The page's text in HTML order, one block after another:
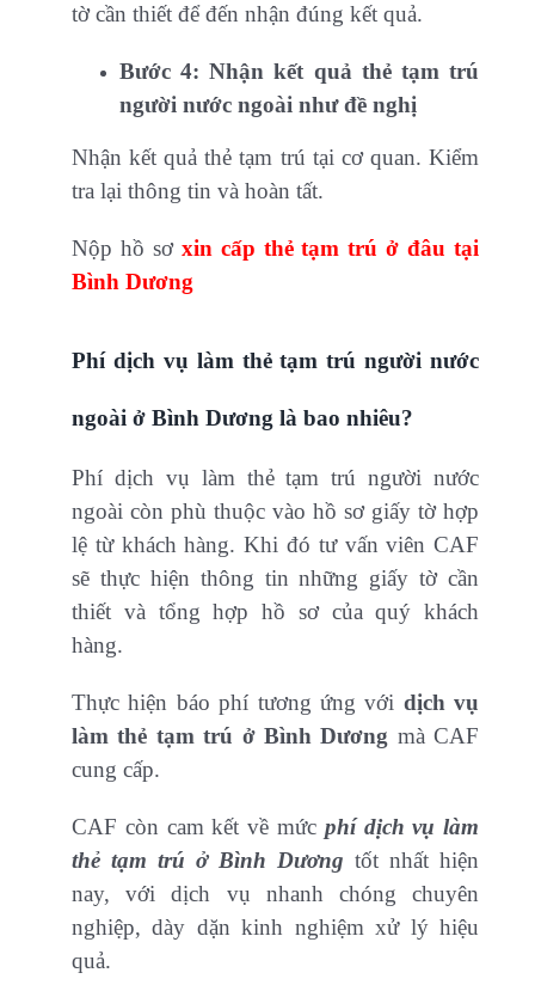
tờ cần thiết để đến nhận đúng kết quả.
Bước 4: Nhận kết quả thẻ tạm trú
người nước ngoài như đề nghị
Nhận kết quả thẻ tạm trú tại cơ quan. Kiểm
tra lại thông tin và hoàn tất.
Nộp hồ sơ xin cấp thẻ tạm trú ở đâu tại
Bình Dương
Phí dịch vụ làm thẻ tạm trú người nước
ngoài ở Bình Dương là bao nhiêu?
Phí dịch vụ làm thẻ tạm trú người nước
ngoài còn phù thuộc vào hồ sơ giấy tờ hợp
lệ từ khách hàng. Khi đó tư vấn viên CAF
sẽ thực hiện thông tin những giấy tờ cần
thiết và tổng hợp hồ sơ của quý khách
hàng.
Thực hiện báo phí tương ứng với dịch vụ
làm thẻ tạm trú ở Bình Dương mà CAF
cung cấp.
CAF còn cam kết về mức phí dịch vụ làm
thẻ tạm trú ở Bình Dương tốt nhất hiện
nay, với dịch vụ nhanh chóng chuyên
nghiệp, dày dặn kinh nghiệm xử lý hiệu
quả.